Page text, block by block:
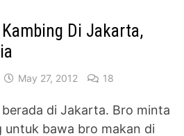
Di Jakarta,
May 27, 2012 18
di Jakarta. Bro minta
untuk bawa bro makan di